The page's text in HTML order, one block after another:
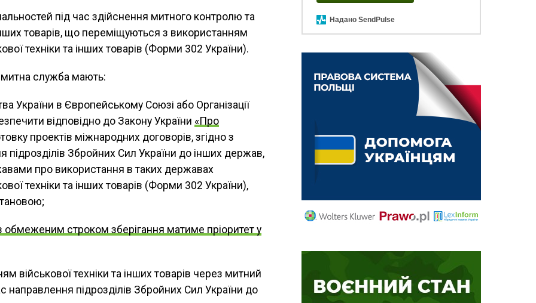
під час здійснення митного контролю та
товарів, що переміщуються з використанням
техніки та інших товарів (Форми 302 України).
служба мають:
України в Європейському Союзі або Організації
відповідно до Закону України «Про
проектів міжнародних договорів, згідно з
підрозділів Збройних Сил України до інших держав,
про використання в таких державах
техніки та інших товарів (Форми 302 України),
з обмеженим строком зберігання матиме пріоритет у
військової техніки та інших товарів через митний
направлення підрозділів Збройних Сил України до
Надано SendPulse